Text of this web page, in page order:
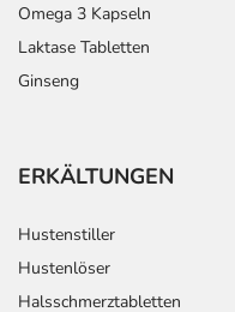
Omega 3 Kapseln
Laktase Tabletten
Ginseng
ERKÄLTUNGEN
Hustenstiller
Hustenlöser
Halsschmerztabletten